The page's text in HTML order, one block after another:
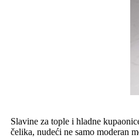
Slavine za tople i hladne
čelika, nudeći ne samo moderan